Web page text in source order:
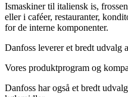
Ismaskiner til italiensk is,
eller i caféer, restauranter,
for de interne komponenter.
Danfoss leverer et bredt udvalg
Vores produktprogram og
Danfoss har også et bredt